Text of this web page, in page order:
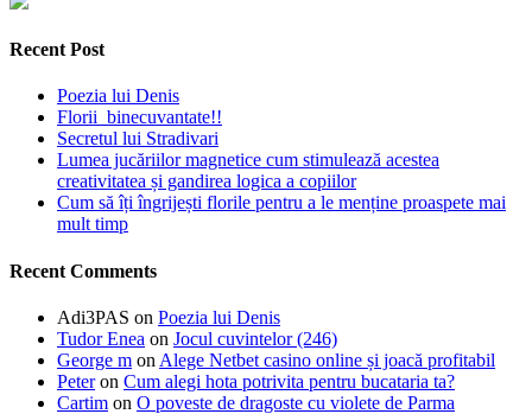
Recent Post
Poezia lui Denis
Florii binecuvantate!!
Secretul lui Stradivari
Lumea jucăriilor magnetice cum stimulează acestea
creativitatea și gandirea logica a copiilor
Cum să îți îngrijești florile pentru a le menține proaspete mai
mult timp
Recent Comments
Adi3PAS on Poezia lui Denis
Tudor Enea on Jocul cuvintelor (246)
George m on Alege Netbet casino online și joacă profitabil
Peteron Cum alegi hota potrivita pentru bucataria ta?
Cartim on O poveste de dragoste cu violete de Parma